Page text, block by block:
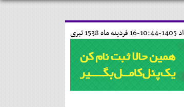
16 فردينه ماه 1538 تبری